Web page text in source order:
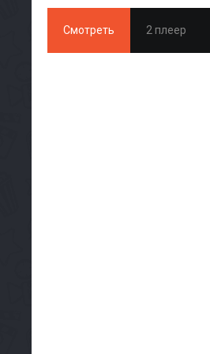
Смотреть 2 плеер